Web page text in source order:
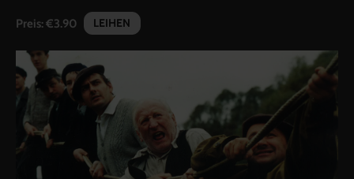
Gutscheine
Account
Warenkorb
Suche
Preis:€3.90 LEIHEN